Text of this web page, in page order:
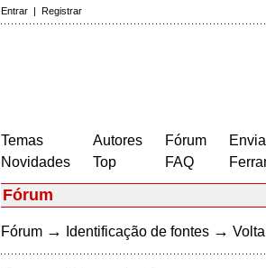
Entrar | Registrar
Temas
Novidades
Autores
Top
Fórum
FAQ
Fórum
Fórum → Identificação de fontes →